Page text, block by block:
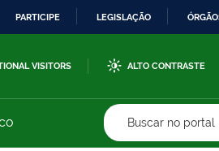
PARTICIPE LEGISLAÇÃO
VISITORS ALTO CONTRASTE
Buscar no portal